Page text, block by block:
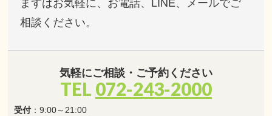
まずはお気軽に、お電話、LINE、メールでご
相談ください。
気軽にご相談・ご予約ください
TEL 072-243-2000
受付 ：9:00～21:00